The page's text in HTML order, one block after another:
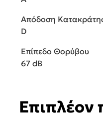
Απόδοση
D
Επίπεδο Θορύβου
67 dB
Επιπλέον